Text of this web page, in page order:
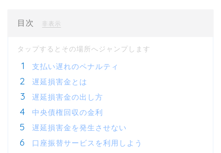
目次 非表示
支払い遅れのペナルティ
遅延損害金とは
遅延損害金の出し方
中央債権回収の金利
遅延損害金を発生させない
口座振替サービスを利用しよう